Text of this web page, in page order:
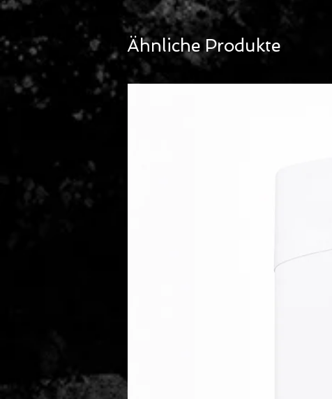
pro Meter doppelter Breite (100
erhalten Sie ein Original Label
Aufsichtsbehörde. Ab 5m wird ein
Die Menge 1 entspricht einem
Ähnliche Produkte